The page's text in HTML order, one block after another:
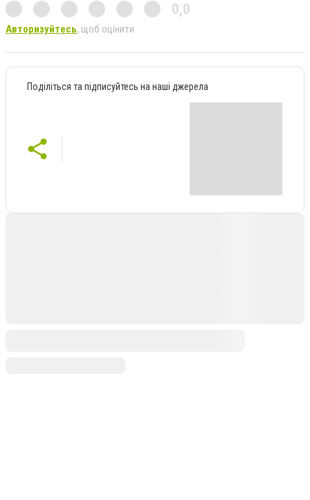
0,0
Авторизуйтесь, щоб оцінити
Поділіться та підписуйтесь на наші джерела